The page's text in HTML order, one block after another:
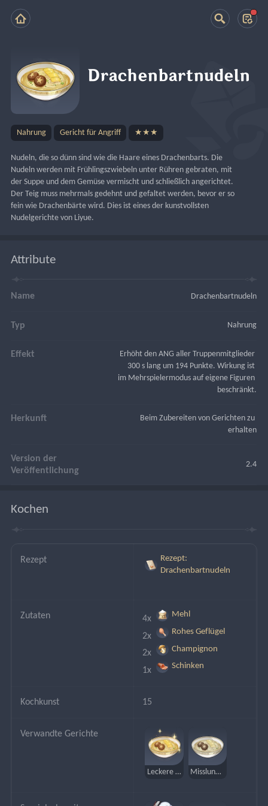
Drachenbartnudeln
Nahrung Gericht für Angriff ★★★
Nudeln, die so dünn sind wie die Haare eines Drachenbarts. Die
Nudeln werden mit Frühlingszwiebeln unter Rühren gebraten, mit
der Suppe und dem Gemüse vermischt und schließlich angerichtet.
Der Teig muss mehrmals gedehnt und gefaltet werden, bevor er so
fein wie Drachenbärte wird. Dies ist eines der kunstvollsten
Nudelgerichte von Liyue.
Attribute
Name Drachenbartnudeln
Typ Nahrung
Effekt
Erhöht den ANG aller Truppenmitglieder
300 s lang um 194 Punkte. Wirkung ist
im Mehrspielermodus auf eigene Figuren
beschränkt.
Herkunft
Beim Zubereiten von Gerichten zu
erhalten
Version der
Veröffentlichung
2.4
Kochen
Rezept
Rezept:
Drachenbartnudeln
Zutaten 4x Mehl
2x Rohes Geflügel
2x Champignon
1x Schinken
Kochkunst 15
Verwandte Gerichte
Leckere Drachenbartnudeln Misslungene Drachenbartnudeln